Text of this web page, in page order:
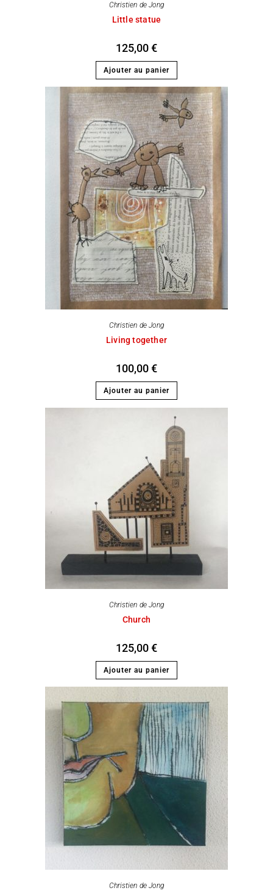
Christien de Jong
Little statue
125,00€
Ajouter au panier
Christien de Jong
Living together
100,00€
Ajouter au panier
Christien de Jong
Church
125,00€
Ajouter au panier
Christien de Jong